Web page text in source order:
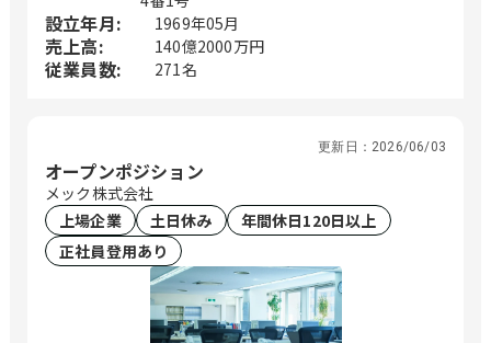
設立年月: 1969年05月
売上高: 140億2000万円
従業員数: 271名
更新日： 2026/06/03
オープンポジション
メック株式会社
上場企業
土日休み
年間休日120日以上
正社員登用あり